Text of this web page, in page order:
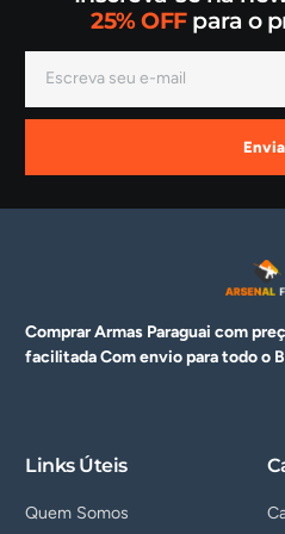
25% OFFpara o
Comprar Armas Paraguai com
facilitada Com envio para todo o
Links Úteis
Quem Somos